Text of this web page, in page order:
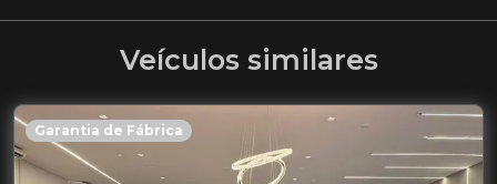
Veículos similares
Garantia de Fábrica